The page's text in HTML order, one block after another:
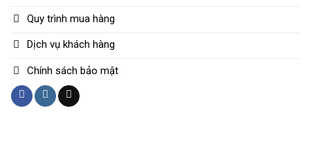
Quy trình mua hàng
Dịch vụ khách hàng
Chính sách bảo mật